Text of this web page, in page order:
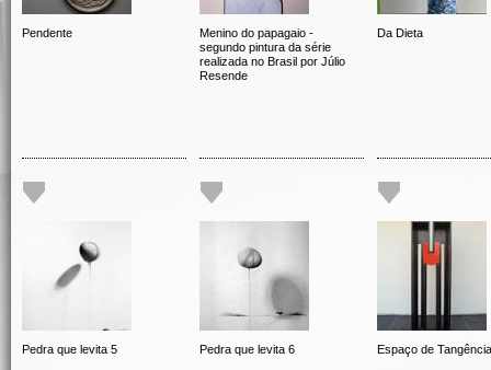
Pendente
Menino do papagaio -
segundo pintura da série
realizada no Brasil por Júlio
Resende
Da Dieta
Pedra que levita 5 Pedra que levita 6 Espaço de Tangência